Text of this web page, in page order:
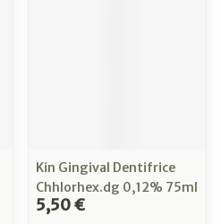
Kin Gingival Dentifrice
Chhlorhex.dg 0,12% 75ml
5,50 €